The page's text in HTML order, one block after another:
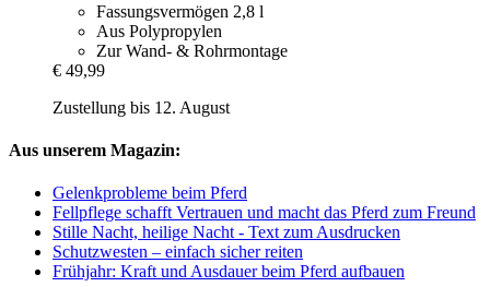
Fassungsvermögen 2,8 l
Aus Polypropylen
Zur Wand- & Rohrmontage
€ 49,99
Zustellung bis 12. August
Aus unserem Magazin:
Gelenkprobleme beim Pferd
Fellpflege schafft Vertrauen und macht das Pferd zum Freund
Stille Nacht, heilige Nacht - Text zum Ausdrucken
Schutzwesten – einfach sicher reiten
Frühjahr: Kraft und Ausdauer beim Pferd aufbauen